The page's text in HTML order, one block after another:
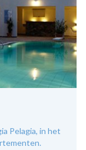
Pelagia, in het